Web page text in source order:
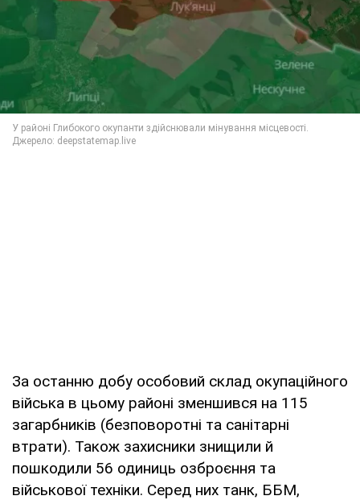
За останню добу особовий склад окупаційного
війська в цьому районі зменшився на 115
загарбників (безповоротні та санітарні
втрати). Також захисники знищили й
пошкодили 56 одиниць озброєння та
військової техніки. Серед них танк, ББМ,